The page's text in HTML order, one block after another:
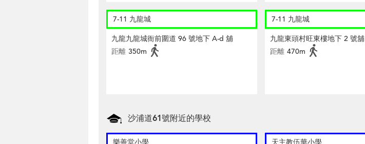
7-11 九龍城
九龍九龍城衙前圍道 96 號地下 A-d 舖
距離 350m
7-11 九龍城
九龍東頭村旺東樓地下 2 號舖
距離 470m
沙浦道61號附近的學校